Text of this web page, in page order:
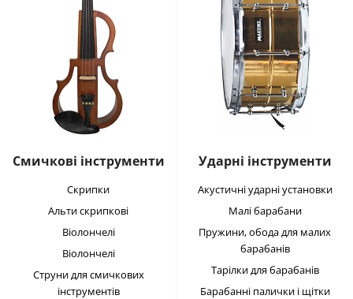
Смичкові інструменти
Скрипки
Альти скрипкові
Віолончелі
Віолончелі
Струни для смичкових
інструментів
Ударні інструменти
Акустичні ударні установки
Малі барабани
Пружини, обода для малих
барабанів
Тарілки для барабанів
Барабанні палички і щітки